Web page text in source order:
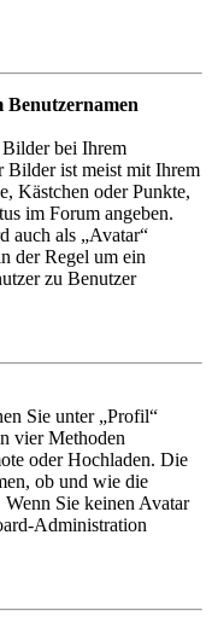
Benutzernamen
bei Ihrem
Bilder ist meist mit Ihrem
Kästchen oder Punkte,
im Forum angeben.
auch als „Avatar“
der Regel um ein
zu Benutzer
Sie unter „Profil“
vier Methoden
oder Hochladen. Die
ob und wie die
Sie keinen Avatar
Administration